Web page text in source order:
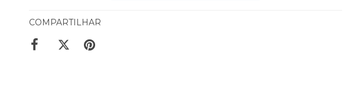
COMPARTILHAR